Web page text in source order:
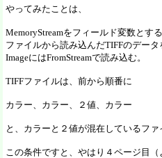
やってみたことは、
MemoryStreamをフィールド変数とする
ファイルから読み込んだTIFFのデータ
ImageにはFromStreamで読み込む。
TIFFファイルは、前から順番に
カラー、カラー、２値、カラー
と、カラーと２値が混在しているファ
この条件ですと、やはり４ページ目